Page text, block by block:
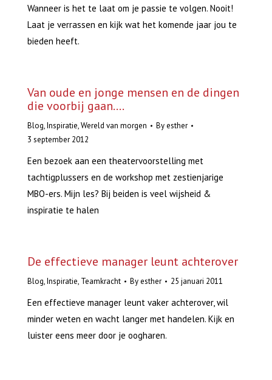
Wanneer is het te laat om je passie te volgen. Nooit!
Laat je verrassen en kijk wat het komende jaar jou te
bieden heeft.
Van oude en jonge mensen en de dingen
die voorbij gaan….
Blog,Inspiratie,Wereld van morgen Byesther
3 september 2012
Een bezoek aan een theatervoorstelling met
tachtigplussers en de workshop met zestienjarige
MBO-ers. Mijn les? Bij beiden is veel wijsheid &
inspiratie te halen
De effectieve manager leunt achterover
Blog,Inspiratie, Teamkracht Byesther 25 januari 2011
Een effectieve manager leunt vaker achterover, wil
minder weten en wacht langer met handelen. Kijk en
luister eens meer door je oogharen.